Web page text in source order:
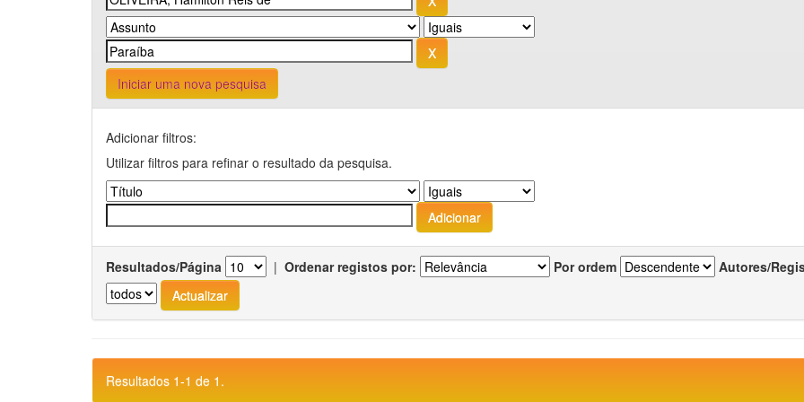
Iniciar uma nova pesquisa
Adicionar filtros:
Utilizar filtros para refinar o resultado da pesquisa.
Resultados/Página | Ordenar registos por: Por ordem Autores/
Resultados 1-1 de 1.